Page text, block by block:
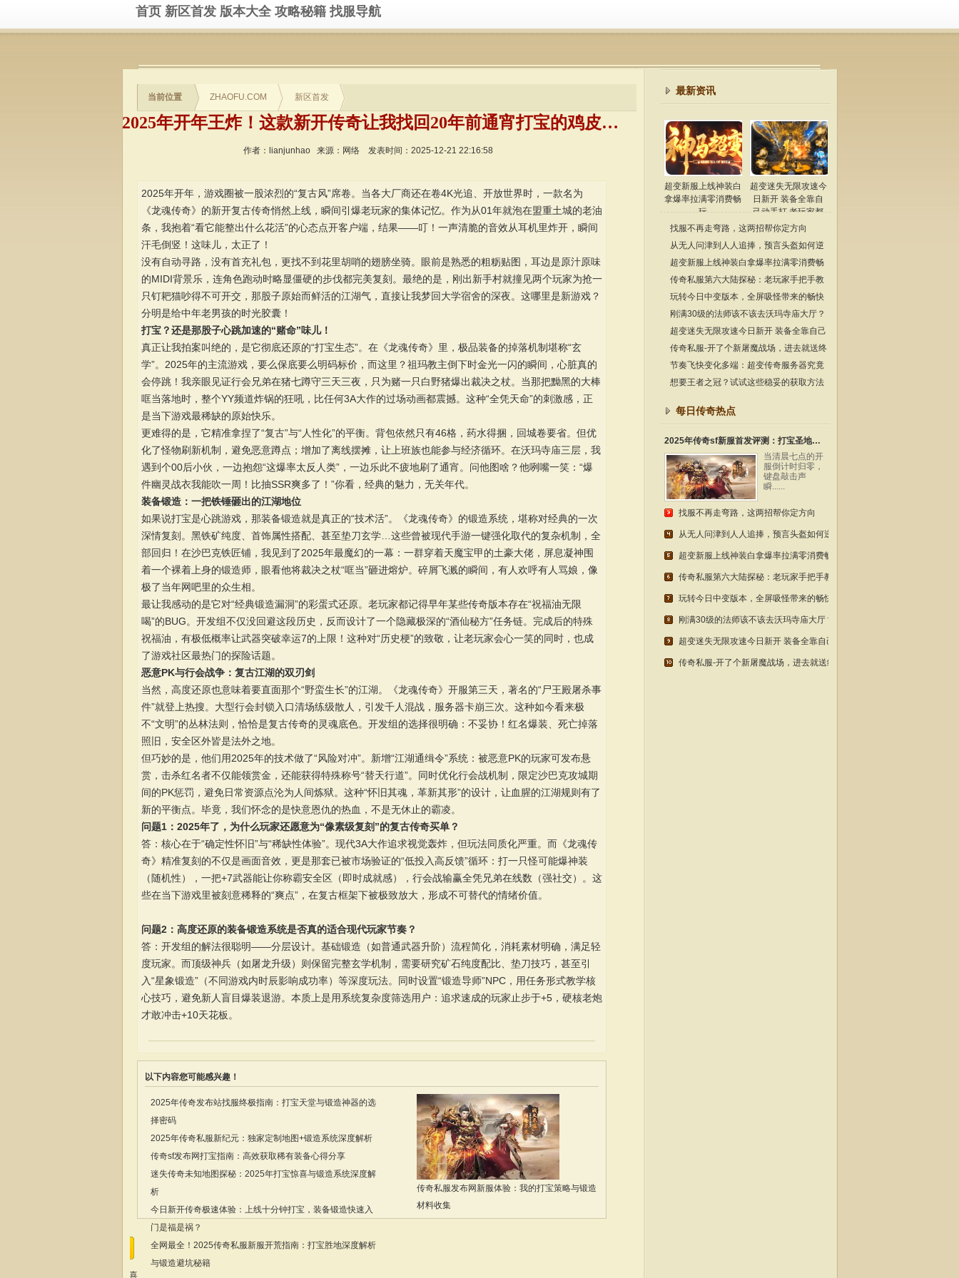
首页 新区首发 版本大全 攻略秘籍 找服导航
当前位置 ZHAOFU.COM 新区首发
2025年开年王炸！这款新开传奇让我找回20年前通宵打宝的鸡皮疙瘩
作者：lianjunhao 来源：网络 发表时间：2025-12-21 22:16:58
2025年开年，游戏圈被一股浓烈的“复古风”席卷。当各大厂商还在卷4K光追、开放世界时，一款名为
《龙魂传奇》的新开复古传奇悄然上线，瞬间引爆老玩家的集体记忆。作为从01年就泡在盟重土城的老油
条，我抱着“看它能整出什么花活”的心态点开客户端，结果——叮！一声清脆的音效从耳机里炸开，瞬间
汗毛倒竖！这味儿，太正了！
没有自动寻路，没有首充礼包，更找不到花里胡哨的翅膀坐骑。眼前是熟悉的粗粝贴图，耳边是原汁原味
的MIDI背景乐，连角色跑动时略显僵硬的步伐都完美复刻。最绝的是，刚出新手村就撞见两个玩家为抢一
只钉耙猫吵得不可开交，那股子原始而鲜活的江湖气，直接让我梦回大学宿舍的深夜。这哪里是新游戏？
分明是给中年老男孩的时光胶囊！
打宝？还是那股子心跳加速的“赌命”味儿！
真正让我拍案叫绝的，是它彻底还原的“打宝生态”。在《龙魂传奇》里，极品装备的掉落机制堪称“玄
学”。2025年的主流游戏，要么保底要么明码标价，而这里？祖玛教主倒下时金光一闪的瞬间，心脏真的
会停跳！我亲眼见证行会兄弟在猪七蹲守三天三夜，只为赌一只白野猪爆出裁决之杖。当那把黝黑的大棒
哐当落地时，整个YY频道炸锅的狂吼，比任何3A大作的过场动画都震撼。这种“全凭天命”的刺激感，正
是当下游戏最稀缺的原始快乐。
更难得的是，它精准拿捏了“复古”与“人性化”的平衡。背包依然只有46格，药水得捆，回城卷要省。但优
化了怪物刷新机制，避免恶意蹲点；增加了离线摆摊，让上班族也能参与经济循环。在沃玛寺庙三层，我
遇到个00后小伙，一边抱怨“这爆率太反人类”，一边乐此不疲地刷了通宵。问他图啥？他咧嘴一笑：“爆
件幽灵战衣我能吹一周！比抽SSR爽多了！”你看，经典的魅力，无关年代。
装备锻造：一把铁锤砸出的江湖地位
如果说打宝是心跳游戏，那装备锻造就是真正的“技术活”。《龙魂传奇》的锻造系统，堪称对经典的一次
深情复刻。黑铁矿纯度、首饰属性搭配、甚至垫刀玄学…这些曾被现代手游一键强化取代的复杂机制，全
部回归！在沙巴克铁匠铺，我见到了2025年最魔幻的一幕：一群穿着天魔宝甲的土豪大佬，屏息凝神围
着一个裸着上身的锻造师，眼看他将裁决之杖“哐当”砸进熔炉。碎屑飞溅的瞬间，有人欢呼有人骂娘，像
极了当年网吧里的众生相。
最让我感动的是它对“经典锻造漏洞”的彩蛋式还原。老玩家都记得早年某些传奇版本存在“祝福油无限
喝”的BUG。开发组不仅没回避这段历史，反而设计了一个隐藏极深的“酒仙秘方”任务链。完成后的特殊
祝福油，有极低概率让武器突破幸运7的上限！这种对“历史梗”的致敬，让老玩家会心一笑的同时，也成
了游戏社区最热门的探险话题。
恶意PK与行会战争：复古江湖的双刃剑
当然，高度还原也意味着要直面那个“野蛮生长”的江湖。《龙魂传奇》开服第三天，著名的“尸王殿屠杀事
件”就登上热搜。大型行会封锁入口清场练级散人，引发千人混战，服务器卡崩三次。这种如今看来极
不“文明”的丛林法则，恰恰是复古传奇的灵魂底色。开发组的选择很明确：不妥协！红名爆装、死亡掉落
照旧，安全区外皆是法外之地。
但巧妙的是，他们用2025年的技术做了“风险对冲”。新增“江湖通缉令”系统：被恶意PK的玩家可发布悬
赏，击杀红名者不仅能领赏金，还能获得特殊称号“替天行道”。同时优化行会战机制，限定沙巴克攻城期
间的PK惩罚，避免日常资源点沦为人间炼狱。这种“怀旧其魂，革新其形”的设计，让血腥的江湖规则有了
新的平衡点。毕竟，我们怀念的是快意恩仇的热血，不是无休止的霸凌。
问题1：2025年了，为什么玩家还愿意为“像素级复刻”的复古传奇买单？
答：核心在于“确定性怀旧”与“稀缺性体验”。现代3A大作追求视觉轰炸，但玩法同质化严重。而《龙魂传
奇》精准复刻的不仅是画面音效，更是那套已被市场验证的“低投入高反馈”循环：打一只怪可能爆神装
（随机性），一把+7武器能让你称霸安全区（即时成就感），行会战输赢全凭兄弟在线数（强社交）。这
些在当下游戏里被刻意稀释的“爽点”，在复古框架下被极致放大，形成不可替代的情绪价值。
问题2：高度还原的装备锻造系统是否真的适合现代玩家节奏？
答：开发组的解法很聪明——分层设计。基础锻造（如普通武器升阶）流程简化，消耗素材明确，满足轻
度玩家。而顶级神兵（如屠龙升级）则保留完整玄学机制，需要研究矿石纯度配比、垫刀技巧，甚至引
入“星象锻造”（不同游戏内时辰影响成功率）等深度玩法。同时设置“锻造导师”NPC，用任务形式教学核
心技巧，避免新人盲目爆装退游。本质上是用系统复杂度筛选用户：追求速成的玩家止步于+5，硬核老炮
才敢冲击+10天花板。
以下内容您可能感兴趣！
2025年传奇发布站找服终极指南：打宝天堂与锻造神器的选
择密码
2025年传奇私服新纪元：独家定制地图+锻造系统深度解析
传奇sf发布网打宝指南：高效获取稀有装备心得分享
迷失传奇未知地图探秘：2025年打宝惊喜与锻造系统深度解
析
今日新开传奇极速体验：上线十分钟打宝，装备锻造快速入
门是福是祸？
全网最全！2025传奇私服新服开荒指南：打宝胜地深度解析
与锻造避坑秘籍
传奇私服发布网新服体验：我的打宝策略与锻造
材料收集
我喜
最新资讯
超变新服上线神装白
拿爆率拉满零消费畅
玩
超变迷失无限攻速今
日新开 装备全靠自
己动手打 老玩家都
懂
找服不再走弯路，这两招帮你定方向
从无人问津到人人追捧，预言头盔如何逆
袭成为传奇经典？
超变新服上线神装白拿爆率拉满零消费畅
玩
传奇私服第六大陆探秘：老玩家手把手教
你玩转隐藏地图
玩转今日中变版本，全屏吸怪带来的畅快
体验！
刚满30级的法师该不该去沃玛寺庙大厅？
这份实战指南请收好
超变迷失无限攻速今日新开 装备全靠自己
动手打 老玩家都懂
传奇私服-开了个新屠魔战场，进去就送终
极套？老玩家实测！
节奏飞快变化多端：超变传奇服务器究竟
适合哪几类朋友去体验？
想要王者之冠？试试这些稳妥的获取方法
每日传奇热点
2025年传奇sf新服首发评测：打宝圣地与装备速升全攻略
当清晨七点的开
服倒计时归零，
键盘敲击声
瞬......
找服不再走弯路，这两招帮你定方向
从无人问津到人人追捧，预言头盔如何逆袭成为传奇经典？
超变新服上线神装白拿爆率拉满零消费畅玩
传奇私服第六大陆探秘：老玩家手把手教你玩转隐藏地图
玩转今日中变版本，全屏吸怪带来的畅快体验！
刚满30级的法师该不该去沃玛寺庙大厅？这份实战指南请收好
超变迷失无限攻速今日新开 装备全靠自己动手打 老玩家都懂
传奇私服-开了个新屠魔战场，进去就送终极套？老玩家实测！